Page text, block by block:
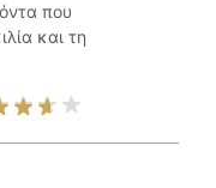
που
και τη